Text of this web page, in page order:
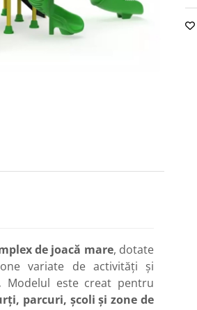
de joacă mare, dotate
variate de activități și
Modelul este creat pentru
parcuri, școli și zone de